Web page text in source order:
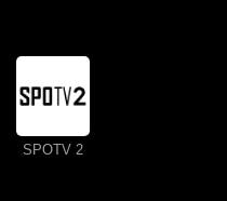
SPOTV 2